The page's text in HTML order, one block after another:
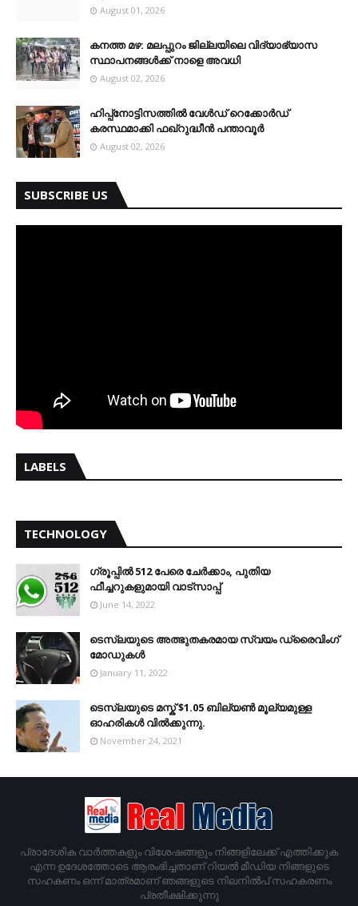
August 01, 2026
കനത്ത മഴ: മലപ്പുറം ജില്ലയിലെ വിദ്യാഭ്യാസ
സ്ഥാപനങ്ങൾക്ക് നാളെ അവധി
August 02, 2026
ഹിപ്പ്നോട്ടിസത്തിൽ വേൾഡ് റെക്കോർഡ്
കരസ്ഥമാക്കി ഫഖ്റുദ്ധീൻ പന്താവൂർ
August 02, 2026
SUBSCRIBE US
LABELS
TECHNOLOGY
ഗ്രൂപ്പിൽ 512 പേരെ ചേർക്കാം, പുതിയ
ഫീച്ചറുകളുമായി വാട്സാപ്പ്
June 14, 2022
ടെസ്‌ലയുടെ അത്ഭുതകരമായ സ്വയം ഡ്രൈവിംഗ്
മോഡുകൾ
January 11, 2022
ടെസ്‌ലയുടെ മസ്ക് $1.05 ബില്യൺ മൂല്യമുള്ള
ഓഹരികൾ വിൽക്കുന്നു.
November 24, 2021
പ്രാദേശിക വാര്‍ത്തകളും വിശേഷങ്ങളും നിങ്ങളിലേക്ക് എത്തിക്കുക
എന്ന ഉദേശത്തോടെ ആരംഭിച്ചതാണ് റിയൽ മീഡിയ നിങ്ങളുടെ
സഹകണം ഒന്ന് മാത്രമാണ് ഞങ്ങളുടെ നിലനിൽപ് സഹകരണം
പ്രതീക്ഷിക്കുന്നു